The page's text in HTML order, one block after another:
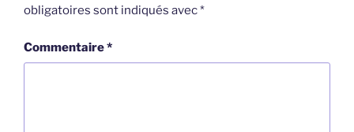
obligatoires sont indiqués avec*
Commentaire*